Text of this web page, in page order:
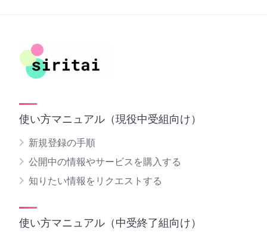
使い方マニュアル（現役中受組向け）
新規登録の手順
公開中の情報やサービスを購入する
知りたい情報をリクエストする
使い方マニュアル（中受終了組向け）